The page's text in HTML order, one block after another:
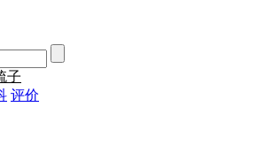
子
评价